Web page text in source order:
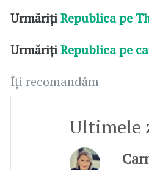
UrmărițiRepublica pe
UrmărițiRepublica pe
Îți recomandăm
Ultimele